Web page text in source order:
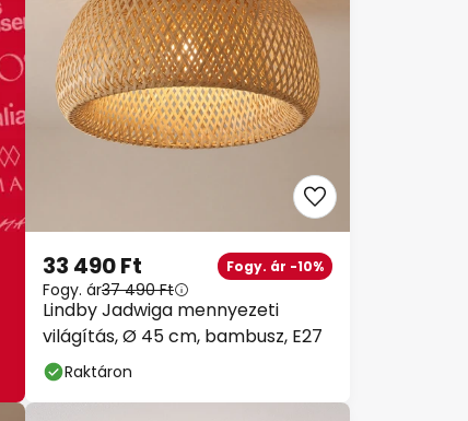
Lindby Jadwiga mennyezeti
világítás, Ø 45 cm, bambusz, E27
33 490 Ft Fogy. ár -10%
Fogy. ár37 490 Ft
Raktáron